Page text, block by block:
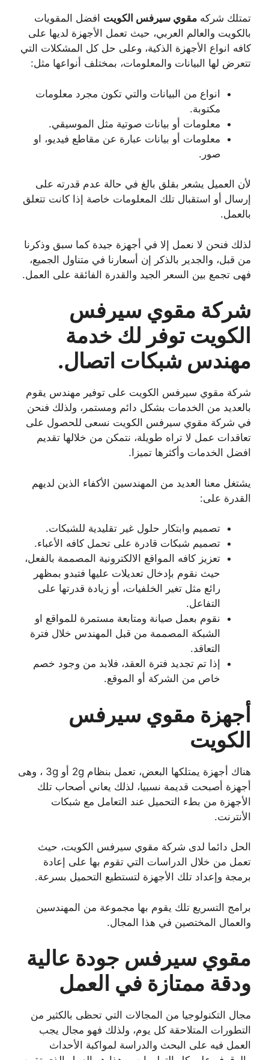
تمتلك شركه مقوي سيرفس الكويت افضل المقويات
بالكويت والعالم العربي، حيث تعمل الأجهزة لديها على
كافه انواع الأجهزة الذكية، وعلى حل كل المشكلات التي
تتعرض لها البيانات والمعلومات، بمختلف أنواعها مثل:
انواع من البيانات والتي تكون مجرد معلومات
مكتوبة.
معلومات أو بيانات صوتية مثل الموسيقي.
معلومات أو بيانات عبارة عن مقاطع فيديو، او
صور.
لأن العميل يشعر بقلق بالغ في حالة عدم قدرته على
إرسال أو استقبال تلك المعلومات خاصة إذا كانت تتعلق
بالعمل.
لذلك فنحن لا نعمل إلا في أجهزة جيدة كما سبق وذكرنا
من قبل، والجدير بالذكر إن أسعارنا في متناول الجميع،
فهى تجمع بين السعر الجيد والقدرة الفائقة على العمل.
شركة مقوي سيرفس
الكويت توفر لك خدمة
مهندس شبكات اتصال.
شركة مقوي سيرفس الكويت على توفير مهندس يقوم
بالعديد من الخدمات بشكل دائم ومستمر، ولذلك فنحن
في شركة مقوي سيرفس الكويت نسعى للحصول على
تعاقدات عمل لا تراه طويلة، نتمكن من خلالها تقديم
افضل الخدمات وأكثرها تميزا.
يشتغل معنا العديد من المهندسين الأكفاء الذين لديهم
القدرة على:
تصميم وابتكار حلول غير تقليدية للشبكات.
تصميم شبكات قادرة على تحمل كافه الأعباء.
تعزيز كافه المواقع الالكترونية المصممة بالفعل،
حيث نقوم بإدخال تعديلات عليها فتبدو بمظهر
رائع مثل تغير الخلفيات، أو زيادة قدرتها على
التفاعل.
نقوم بعمل صيانة ومتابعة مستمرة للمواقع او
الشبكة المصممة من قبل المهندس خلال فترة
التعاقد.
إذا تم تجديد فترة العقد، فلابد من وجود خصم
خاص من الشركة أو الموقع.
أجهزة مقوي سيرفس
الكويت
هناك أجهزة يمتلكها البعض، تعمل بنظام 2g أو 3g ، وهى
أجهزة أصبحت قديمة نسبيا، لذلك يعاني أصحاب تلك
الأجهزة من بطء التحميل عند التعامل مع شبكات
الأنترنت.
الحل دائما لدى شركة مقوي سيرفس الكويت، حيث
تعمل من خلال الدراسات التي تقوم بها على إعادة
برمجة وإعداد تلك الأجهزة لتستطيع التحميل بسرعة.
برامج التسريع تلك يقوم بها مجموعة من المهندسين
والعمال المختصين في هذا المجال.
مقوي سيرفس جودة عالية
ودقة ممتازة في العمل
مجال التكنولوجيا من المجالات التي تحظى بالكثير من
التطورات المتلاحقة كل يوم، ولذلك فهو مجال يجب
العمل فيه على البحث والدراسة لمواكبة الأحداث